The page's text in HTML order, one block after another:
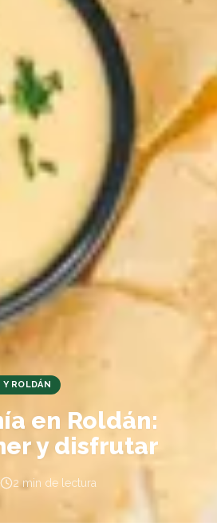
Y ROLDÁN
en Roldán:
y disfrutar
2 min de lectura